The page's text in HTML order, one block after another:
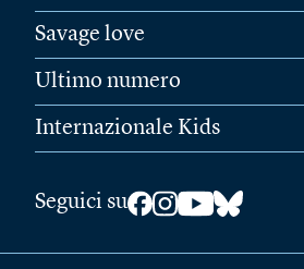
Savage love
Ultimo numero
Internazionale Kids
Seguici su